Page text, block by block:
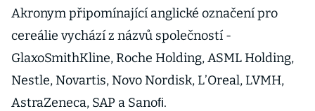
Akronym připomínající anglické označení pro
cereálie vychází z názvů společností -
GlaxoSmithKline, Roche Holding, ASML Holding,
Nestle, Novartis, Novo Nordisk, L’Oreal, LVMH,
AstraZeneca, SAP a Sanoﬁ.